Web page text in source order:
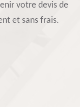
votre devis de
et sans frais.